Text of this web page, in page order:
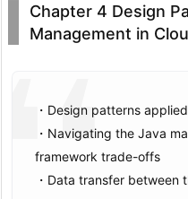
Chapter 4 Design
Management in
・Design patterns
・Navigating the Java
framework trade-offs
・Data transfer between